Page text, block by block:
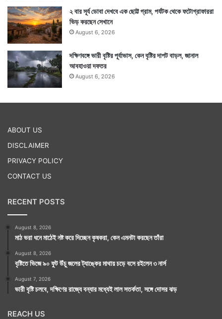
২ বার সূর্য ডোবা দেখবে এক ছোট্ট গ্রাম, পর্যটক থেকে ফটোগ্রাফাররা
ভিড় করছেন সেখানে
August 6, 2026
দক্ষিণবঙ্গে ভারী বৃষ্টির পূর্বাভাস, কেন বৃষ্টির দাপট বাড়ল, জানাল
আবহাওয়া দফতর
August 6, 2026
ABOUT US
DISCLAIMER
PRIVACY POLICY
CONTACT US
RECENT POSTS
August 8, 2026
মাঠ ভরা ধনে মাঠেই নষ্ট করে দিচ্ছেন কৃষকরা, কেন এমনটা করছেন তাঁরা
August 8, 2026
বৃষ্টিতে ভিজে ৯০ ফুট উঁচু জলের ট্যাঙ্কের মাথায় চড়ে বসে রইলেন ৩ নার্স
August 7, 2026
ভারী বৃষ্টি চলবে, দক্ষিণের রাজ্যে বন্যার মধ্যেই লাল সতর্কতা, সঙ্গে দোসর ঝড়
REACH US